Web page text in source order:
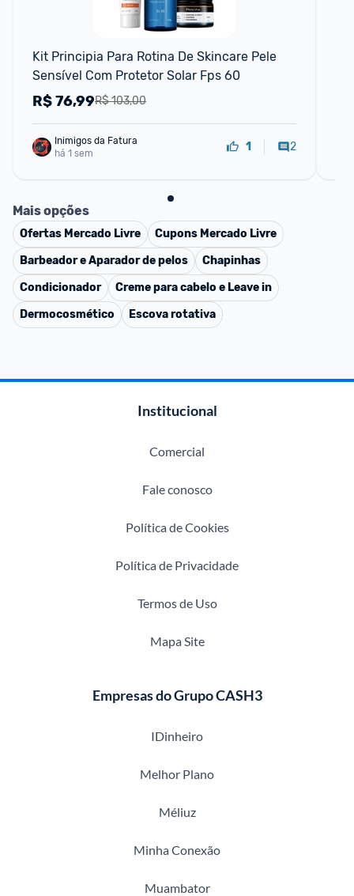
Kit Principia Para Rotina De Skincare Pele
Sensível Com Protetor Solar Fps 60
R$ 103,00
R$76,99
Inimigos da Fatura
há 1 sem
1 2
Mais opções
Ofertas Mercado Livre Cupons Mercado Livre
Barbeador e Aparador de pelos
Chapinhas
Condicionador
Creme para cabelo e Leave in
Dermocosmético
Escova rotativa
Institucional
Comercial
Fale conosco
Política de Cookies
Política de Privacidade
Termos de Uso
Mapa Site
Empresas do Grupo CASH3
IDinheiro
Melhor Plano
Méliuz
Minha Conexão
Muambator